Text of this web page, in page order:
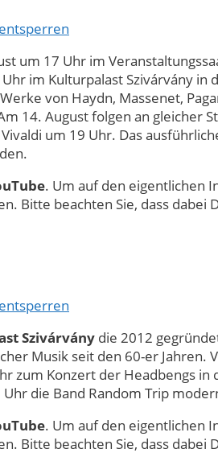
um 17 Uhr im
im Kulturpalast Szivárvány in
von Haydn, Massenet,
14. August folgen an gleicher
um 19 Uhr. Das
. Um auf den eigentlichen
Bitte beachten Sie, dass dabei
Szivárvány die 2012
Musik seit den 60-er Jahren.
zum Konzert der Headbengs in
die Band Random Trip
. Um auf den eigentlichen
Bitte beachten Sie, dass dabei